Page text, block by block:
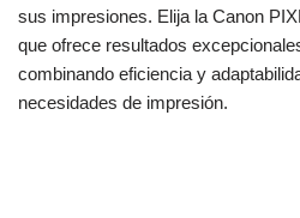
sus impresiones. Elija la Canon
que ofrece resultados
combinando eficiencia y
necesidades de impresión.